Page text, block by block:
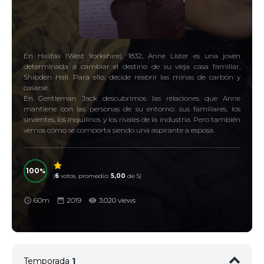
En Halifax (West Yorkshire), 1832, Anne Lister es una joven
determinada a cambiar el destino de su vieja casa familiar,
Shibden Hall. Para ello, decide reabrir las minas de carbón y
casarse.
En Gentleman Jack descubrimos las relaciones que Anne
mantiene con las personas de su entorno: sus familiares, los
sirvientes, los inquilinos y los rivales de la industria. Pero también
vemos cómo se comporta siendo una aspirante a esposa.
100
(6 votos, promedio: 5,00 de 5)
60m 2019 3.020 views
Temporada 1